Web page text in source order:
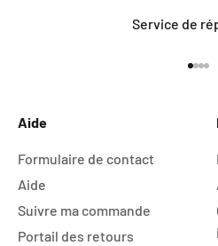
Service de
Aide
Formulaire de contact
Aide
Suivre ma commande
Portail des retours